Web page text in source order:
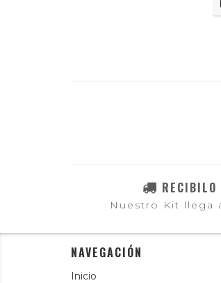
RECIBILO
Nuestro Kit llega
NAVEGACIÓN
Inicio